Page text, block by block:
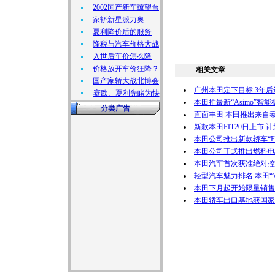
2002国产新车瞭望台
家轿新星派力奥
夏利降价后的服务
降税与汽车价格大战
入世后车价怎么降
价格放开车价狂降？
国产家轿大战北博会
赛欧、夏利先睹为快
分类广告
相关文章
广州本田定下目标 3年
本田推最新“Asimo”智能
直面丰田 本田推出来自
新款本田FIT20日上市
本田公司推出新款轿车
本田公司正式推出燃料
本田汽车首次获准绝对
轻型汽车魅力排名 本田
本田下月起开始限量销
本田轿车出口基地获国